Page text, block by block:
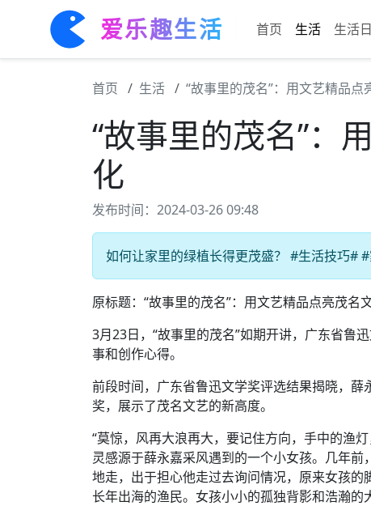
爱乐趣生活 首页 生活 生活
首页 生活 “故事里的茂名”：用文艺精品点
“故事里的茂名”：
化
发布时间：2024-03-26 09:48
如何让家里的绿植长得更茂盛？ #生活技巧#
原标题：“故事里的茂名”：用文艺精品点亮茂名
3月23日，“故事里的茂名”如期开讲，广东省鲁
事和创作心得。
前段时间，广东省鲁迅文学奖评选结果揭晓，
奖，展示了茂名文艺的新高度。
“莫惊，风再大浪再大，要记住方向，手中的渔
灵感源于薛永嘉采风遇到的一个小女孩。几年
地走，出于担心他走过去询问情况，原来女孩
长年出海的渔民。女孩小小的孤独背影和浩瀚